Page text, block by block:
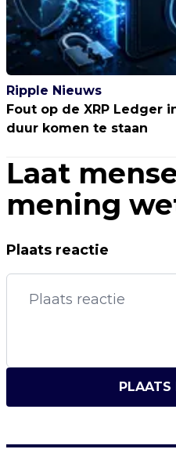
Ripple Nieuws
Fout op de XRP Ledger
duur komen te staan
Laat
mening
Plaats reactie
PLAATS